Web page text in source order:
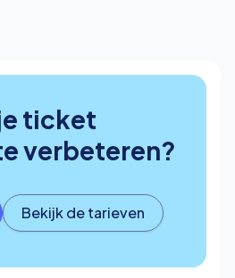
ticket
verbeteren?
Bekijk de tarieven